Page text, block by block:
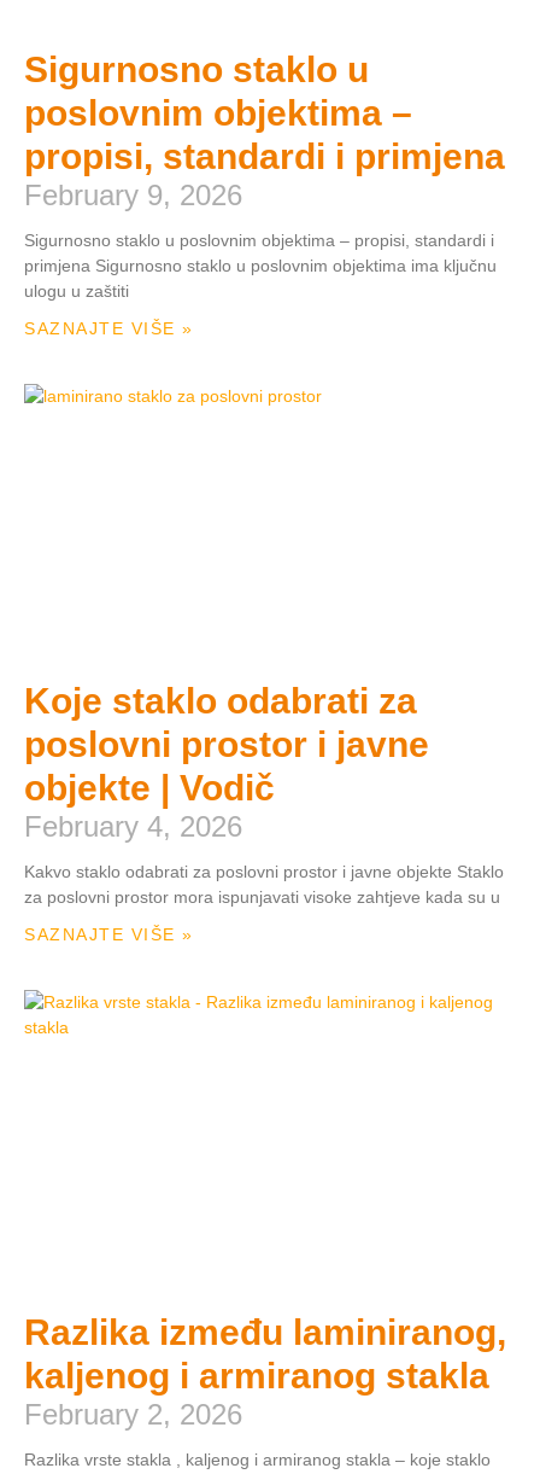
Sigurnosno staklo u
poslovnim objektima –
propisi, standardi i primjena
February 9, 2026
Sigurnosno staklo u poslovnim objektima – propisi, standardi i
primjena Sigurnosno staklo u poslovnim objektima ima ključnu
ulogu u zaštiti
SAZNAJTE VIŠE »
Koje staklo odabrati za
poslovni prostor i javne
objekte | Vodič
February 4, 2026
Kakvo staklo odabrati za poslovni prostor i javne objekte Staklo
za poslovni prostor mora ispunjavati visoke zahtjeve kada su u
SAZNAJTE VIŠE »
Razlika između laminiranog,
kaljenog i armiranog stakla
February 2, 2026
Razlika vrste stakla , kaljenog i armiranog stakla – koje staklo